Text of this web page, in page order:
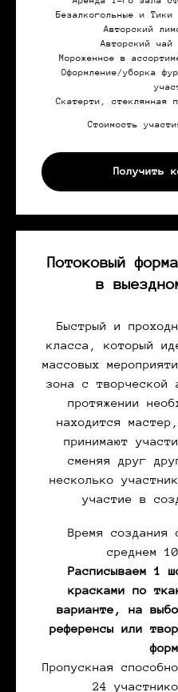
Безалкогольные и
Авторский
Авторский
Мороженное в
Оформление/уборка
Скатерти, стеклянная
Стоимость
Получить
Потоковый
в
Быстрый и
класса, который
массовых
зона с творческой
протяжении
находится
принимают
сменяя друг
несколько
участие в
Время создания
среднем
Расписываем 1
красками по
варианте, на
референсы или
Пропускная
24